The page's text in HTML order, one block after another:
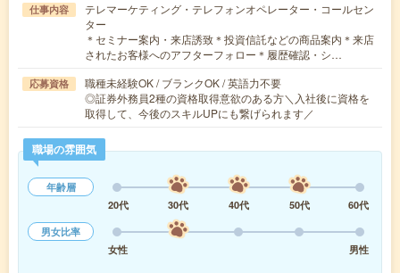
仕事内容
テレマーケティング・テレフォンオペレーター・コールセン
ター
＊セミナー案内・来店誘致＊投資信託などの商品案内＊来店
されたお客様へのアフターフォロー＊履歴確認・シ…
応募資格
職種未経験OK / ブランクOK / 英語力不要
◎証券外務員2種の資格取得意欲のある方＼入社後に資格を
取得して、今後のスキルUPにも繋げられます／
職場の雰囲気
年齢層
20代
30代 40代 50代
60代
男女比率
女性
男性